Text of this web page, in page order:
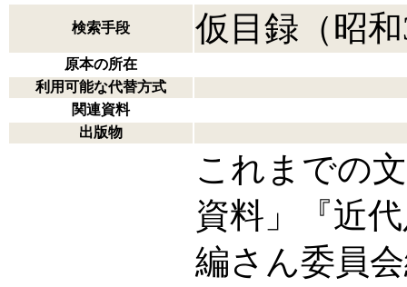
検索手段 仮目録（昭
原本の所在
利用可能な代替方式
関連資料
出版物
これまでの
資料」『近
編さん委員